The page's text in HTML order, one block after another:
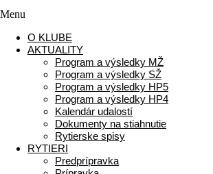
Menu
O KLUBE
AKTUALITY
Program a výsledky MŽ
Program a výsledky SŽ
Program a výsledky HP5
Program a výsledky HP4
Kalendár udalostí
Dokumenty na stiahnutie
Rytierske spisy
RYTIERI
Predprípravka